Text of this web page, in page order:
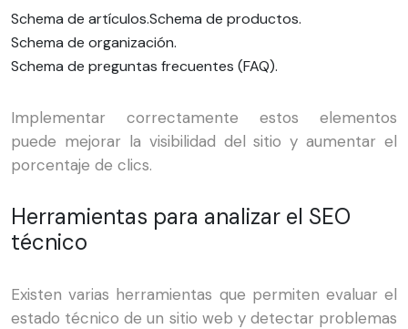
Schema de artículos.Schema de productos.
Schema de organización.
Schema de preguntas frecuentes (FAQ).
Implementar correctamente estos elementos
puede mejorar la visibilidad del sitio y aumentar el
porcentaje de clics.
Herramientas para analizar el SEO
técnico
Existen varias herramientas que permiten evaluar el
estado técnico de un sitio web y detectar problemas